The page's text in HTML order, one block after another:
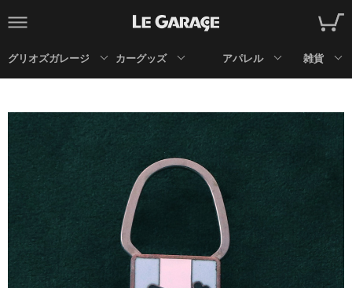
グリオズガレージ カーグッズ アパレル 雑貨